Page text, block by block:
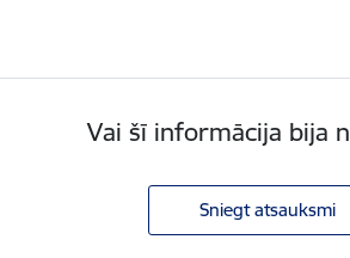
Vai šī informācija bija
Sniegt atsauksmi